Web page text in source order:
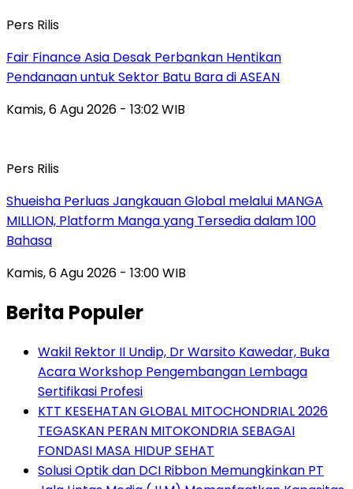
Pers Rilis
Fair Finance Asia Desak Perbankan Hentikan
Pendanaan untuk Sektor Batu Bara di ASEAN
Kamis, 6 Agu 2026 - 13:02 WIB
Pers Rilis
Shueisha Perluas Jangkauan Global melalui MANGA
MILLION, Platform Manga yang Tersedia dalam 100
Bahasa
Kamis, 6 Agu 2026 - 13:00 WIB
Berita Populer
Wakil Rektor II Undip, Dr Warsito Kawedar, Buka
Acara Workshop Pengembangan Lembaga
Sertifikasi Profesi
KTT KESEHATAN GLOBAL MITOCHONDRIAL 2026
TEGASKAN PERAN MITOKONDRIA SEBAGAI
FONDASI MASA HIDUP SEHAT
Solusi Optik dan DCI Ribbon Memungkinkan PT